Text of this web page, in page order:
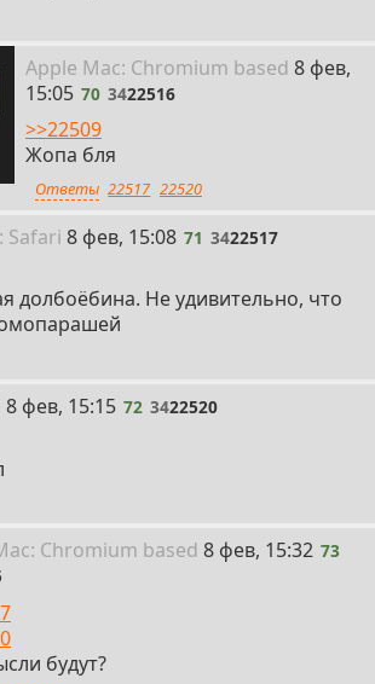
Apple Mac: Chromium based 70
8 фев,
15:05 70 3422516
>>22509
Жопа бля
Ответы 22517 22520
Safari 71
8 фев, 15:08 71 3422517
долбоёбина. Не удивительно, что
72
8 фев, 15:15 72 3422520
Chromium based 73
8 фев, 15:32 73
будут?